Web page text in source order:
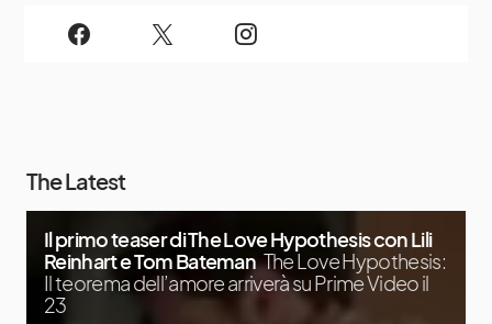
The Latest
Il primo teaser di The Love Hypothesis con Lili
Reinhart e Tom Bateman The Love Hypothesis:
Il teorema dell’amore arriverà su Prime Video il
23